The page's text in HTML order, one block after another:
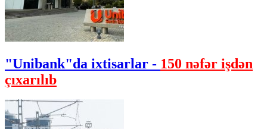
"Unibank"da ixtisarlar - 150 nəfər işdən
çıxarılıb